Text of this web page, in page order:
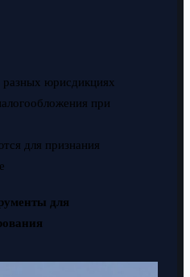
разных юрисдикциях
при
для признания
для